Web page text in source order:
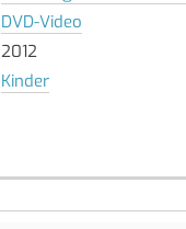
DVD-Video
2012
Kinder